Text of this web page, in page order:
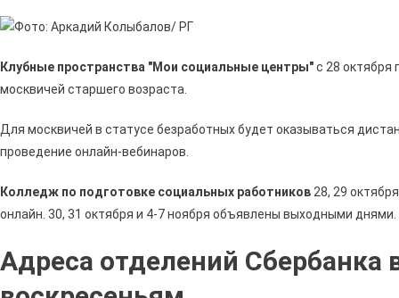
Клубные пространства "Мои социальные центры"с 28 октября
москвичей старшего возраста.
Для москвичей в статусе безработных будет оказываться
проведение онлайн-вебинаров.
Колледж по подготовке социальных работников 28, 29
онлайн. 30, 31 октября и 4-7 ноября объявлены выходными днями.
Адреса отделений